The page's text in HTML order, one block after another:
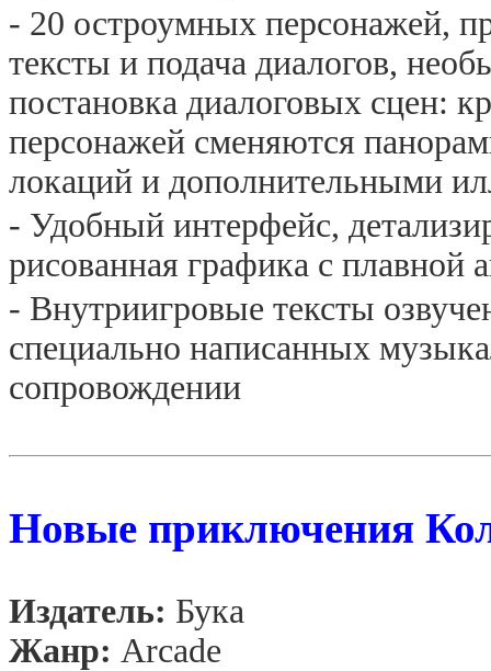
- 20 остроумных персонажей,
тексты и подача диалогов,
постановка диалоговых сцен:
персонажей сменяются
локаций и дополнительными
- Удобный интерфейс,
рисованная графика с плавной
- Внутриигровые тексты
специально написанных
сопровождении
Новые приключения
Издатель: Бука
Жанр: Arcade